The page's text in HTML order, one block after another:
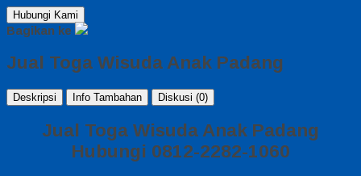
Hubungi Kami
Bagikan ke
Jual Toga Wisuda Anak Padang
Deskripsi Info Tambahan Diskusi (0)
Jual Toga Wisuda Anak Padang
Hubungi 0812-2282-1060